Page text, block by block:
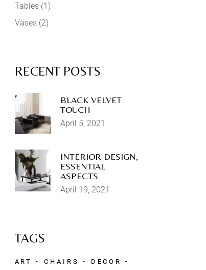
Tables(1)
Vases(2)
RECENT POSTS
BLACK VELVET
TOUCH
April 5, 2021
INTERIOR DESIGN,
ESSENTIAL
ASPECTS
April 19, 2021
TAGS
ART CHAIRS DECOR